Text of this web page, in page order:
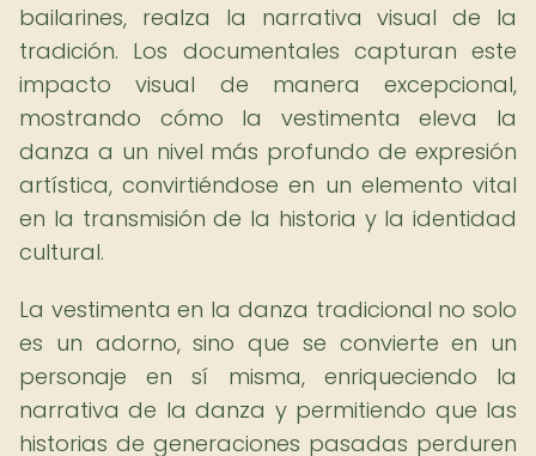
bailarines, realza la narrativa visual de la
tradición. Los documentales capturan este
impacto visual de manera excepcional,
mostrando cómo la vestimenta eleva la
danza a un nivel más profundo de expresión
artística, convirtiéndose en un elemento vital
en la transmisión de la historia y la identidad
cultural.
La vestimenta en la danza tradicional no solo
es un adorno, sino que se convierte en un
personaje en sí misma, enriqueciendo la
narrativa de la danza y permitiendo que las
historias de generaciones pasadas perduren